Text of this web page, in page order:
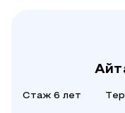
Стаж 6 лет